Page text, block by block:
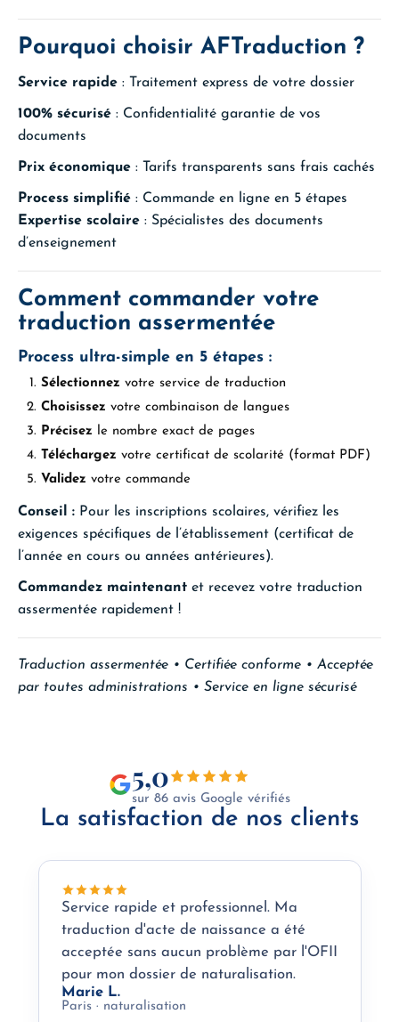
Pourquoi choisir AFTraduction ?
Service rapide : Traitement express de votre dossier
100% sécurisé : Confidentialité garantie de vos
documents
Prix économique : Tarifs transparents sans frais cachés
Process simplifié : Commande en ligne en 5 étapes
Expertise scolaire : Spécialistes des documents
d’enseignement
Comment commander votre
traduction assermentée
Process ultra-simple en 5 étapes :
Sélectionnez votre service de traduction
Choisissez votre combinaison de langues
Précisez le nombre exact de pages
Téléchargez votre certificat de scolarité (format PDF)
Validez votre commande
Conseil : Pour les inscriptions scolaires, vérifiez les
exigences spécifiques de l’établissement (certificat de
l’année en cours ou années antérieures).
Commandez maintenant et recevez votre traduction
assermentée rapidement !
Traduction assermentée • Certifiée conforme • Acceptée
par toutes administrations • Service en ligne sécurisé
5,0
sur 86 avis Google vérifiés
La satisfaction de nos clients
Service rapide et professionnel. Ma
traduction d'acte de naissance a été
acceptée sans aucun problème par l'OFII
pour mon dossier de naturalisation.
Marie L.
Paris · naturalisation